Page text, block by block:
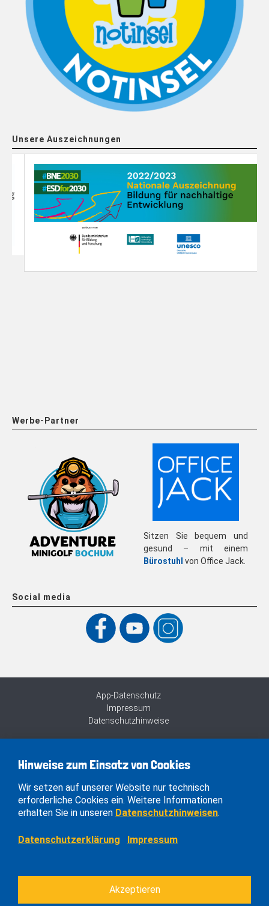
Unsere Auszeichnungen
Werbe-Partner
Sitzen Sie bequem und
gesund – mit einem
Bürostuhl von Office Jack.
Social media
App-Datenschutz
Impressum
Datenschutzhinweise
Hinweise zum Einsatz von Cookies
Wir setzen auf unserer Website nur technisch
erforderliche Cookies ein. Weitere Informationen
erhalten Sie in unseren Datenschutzhinweisen.
Datenschutzerklärung Impressum
Akzeptieren